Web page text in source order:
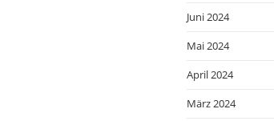
Juni 2024
Mai 2024
April 2024
März 2024